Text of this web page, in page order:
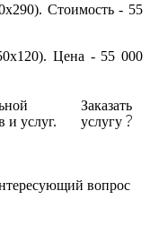
Стоимость - 55
Цена - 55 000
и услуг.
Заказать
услугу
вопрос